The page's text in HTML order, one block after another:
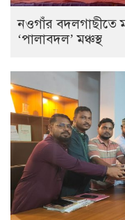
নওগাঁর বদলগাছীতে
‘পালাবদল’ মঞ্চস্থ